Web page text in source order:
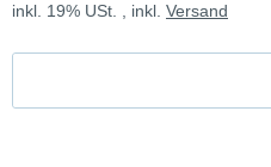
inkl. 19% USt. , inkl. Versand